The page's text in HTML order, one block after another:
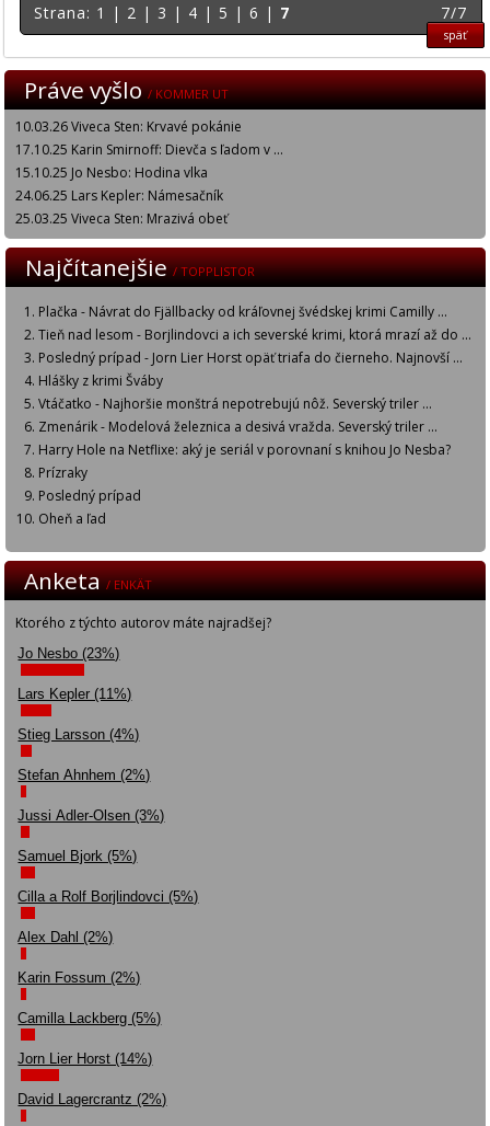
Strana: 1 | 2 | 3 | 4 | 5 |6 | 7 7/7
späť
Práve vyšlo/ KOMMER UT
10.03.26 Viveca Sten: Krvavé pokánie
17.10.25 Karin Smirnoff: Dievča s ľadom v ...
15.10.25 Jo Nesbo: Hodina vlka
24.06.25 Lars Kepler: Námesačník
25.03.25 Viveca Sten: Mrazivá obeť
Najčítanejšie/ TOPPLISTOR
Plačka - Návrat do Fjällbacky od kráľovnej švédskej krimi Camilly ...
Tieň nad lesom - Borjlindovci a ich severské krimi, ktorá mrazí až do ...
Posledný prípad - Jorn Lier Horst opäť triafa do čierneho. Najnovší ...
Hlášky z krimi Šváby
Vtáčatko - Najhoršie monštrá nepotrebujú nôž. Severský triler ...
Zmenárik - Modelová železnica a desivá vražda. Severský triler ...
Harry Hole na Netflixe: aký je seriál v porovnaní s knihou Jo Nesba?
Prízraky
Posledný prípad
Oheň a ľad
Anketa/ ENKÄT
Ktorého z týchto autorov máte najradšej?
Jo Nesbo (23%)
Lars Kepler (11%)
Stieg Larsson (4%)
Stefan Ahnhem (2%)
Jussi Adler-Olsen (3%)
Samuel Bjork (5%)
Cilla a Rolf Borjlindovci (5%)
Alex Dahl (2%)
Karin Fossum (2%)
Camilla Lackberg (5%)
Jorn Lier Horst (14%)
David Lagercrantz (2%)